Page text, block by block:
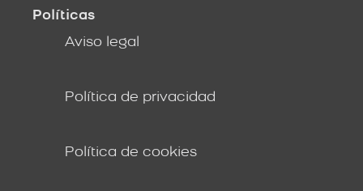
Políticas
Aviso legal
Política de privacidad
Política de cookies